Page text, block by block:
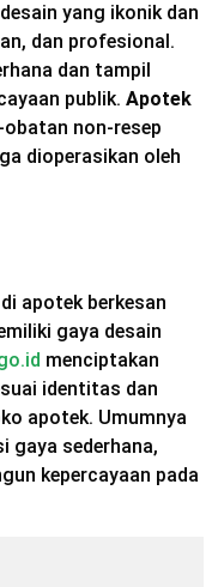
yang ikonik dan
dan profesional.
dan tampil
publik. Apotek
non-resep
dioperasikan oleh
apotek berkesan
gaya desain
menciptakan
identitas dan
apotek. Umumnya
gaya sederhana,
kepercayaan pada